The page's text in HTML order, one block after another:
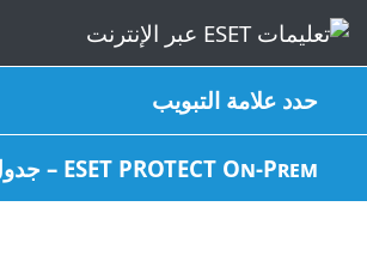
حدد علامة التبويب
ESET PROTECT On-Prem – جدول المحتويات